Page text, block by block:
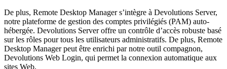
De plus, Remote Desktop Manager s’intègre à Devolutions Server,
notre plateforme de gestion des comptes privilégiés (PAM) auto-
hébergée. Devolutions Server offre un contrôle d’accès robuste basé
sur les rôles pour tous les utilisateurs administratifs. De plus, Remote
Desktop Manager peut être enrichi par notre outil compagnon,
Devolutions Web Login, qui permet la connexion automatique aux
sites Web.